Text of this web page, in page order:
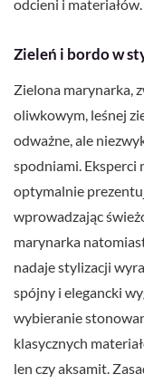
odcieni i materiałów.
Zieleń i bordo w
Zielona marynarka,
oliwkowym, leśnej
odważne, ale
spodniami. Eksperci
optymalnie
wprowadzając
marynarka
nadaje stylizacji
spójny i elegancki
wybieranie
klasycznych
len czy aksamit.